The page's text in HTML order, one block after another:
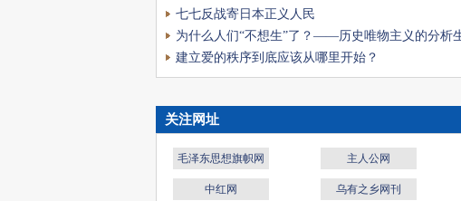
七七反战寄日本正义人民
为什么人们“不想生”了？――历史唯物主义的分析
育意愿背后的权责逻辑
建立爱的秩序到底应该从哪里开始？
关注网址
毛泽东思想旗帜网 主人公网
中红网 乌有之乡网刊